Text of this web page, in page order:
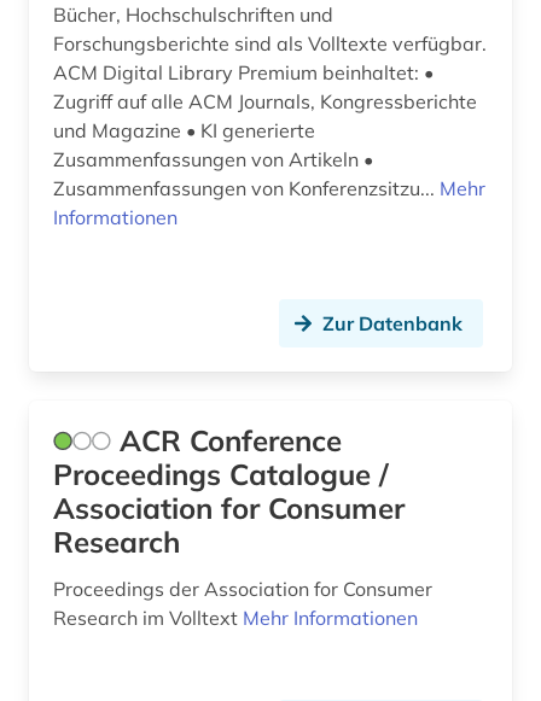
computer to plate (1)
computersicherheit (1)
computertechnik (1)
computerunterstütztes lernen (1)
controlling (5)
corporate governance (1)
corporate-governence-daten (1)
coworking (1)
cusip-identifier (1)
Bücher, Hochschulschriften und
Forschungsberichte sind als Volltexte verfügbar.
ACM Digital Library Premium beinhaltet: •
Zugriff auf alle ACM Journals, Kongressberichte
und Magazine • KI generierte
Zusammenfassungen von Artikeln •
Zusammenfassungen von Konferenzsitzu... Mehr
Informationen
Zur Datenbank
ACR Conference
Proceedings Catalogue /
Association for Consumer
Research
Proceedings der Association for Consumer
Research im Volltext Mehr Informationen